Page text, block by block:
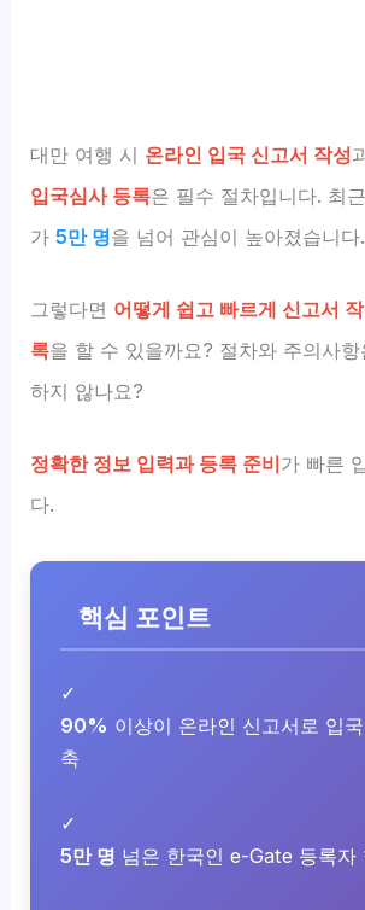
대만 여행 시 온라인 입국 신고서 작성
입국심사 등록은 필수 절차입니다. 최
가5만 명을 넘어 관심이 높아졌습니다.
그렇다면 어떻게 쉽고 빠르게 신고서
록을 할 수 있을까요? 절차와 주의사
하지 않나요?
정확한 정보 입력과 등록 준비가 빠른
다.
핵심 포인트
✓
90% 이상이 온라인 신고서로 입
축
✓
5만 명 넘은 한국인 e-Gate 등록자